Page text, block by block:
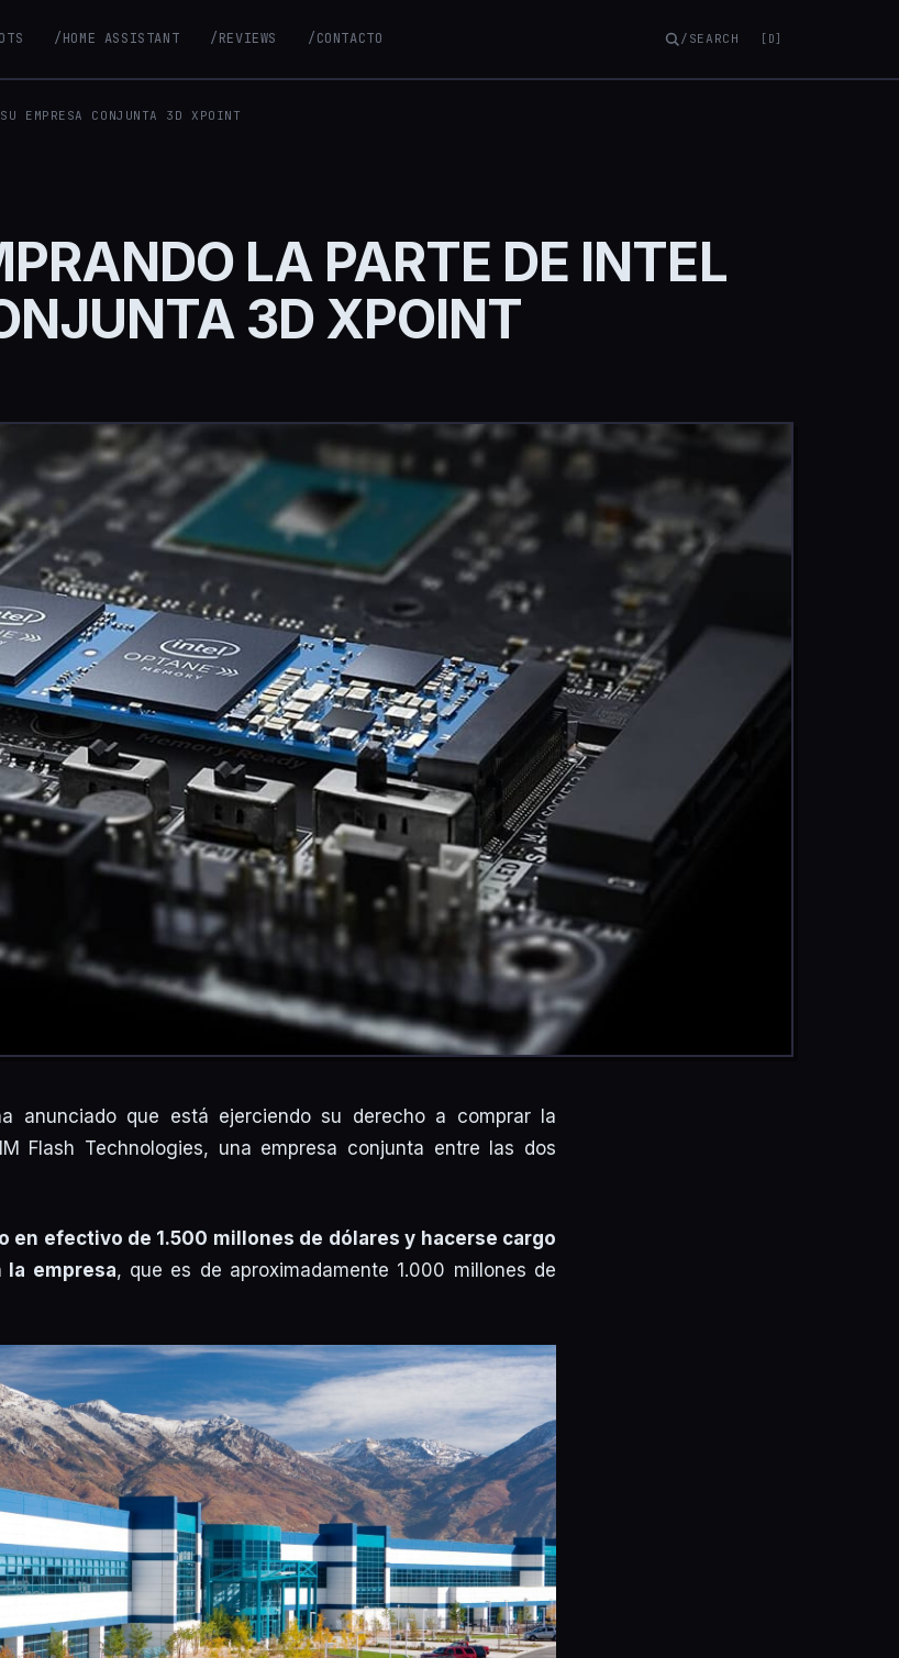
/HOME ASSISTANT /REVIEWS /CONTACTO /SEARCH [D]
EMPRESA CONJUNTA 3D XPOINT
LA PARTE DE INTEL
3D XPOINT
anunciado que está ejerciendo su derecho a comprar la
Flash Technologies, una empresa conjunta entre las dos
en efectivo de 1.500 millones de dólares y hacerse cargo
la empresa, que es de aproximadamente 1.000 millones de